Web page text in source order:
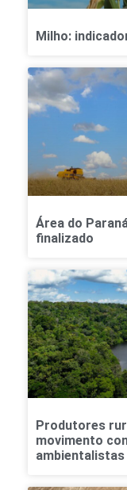
Milho:
Área do
finalizado
Produtores
movimento
ambientalistas